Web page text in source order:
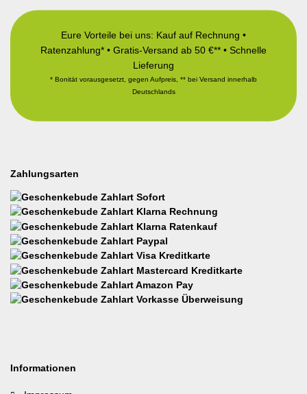
Eure Vorteile bei uns: Kauf auf Rechnung •
Ratenzahlung* • Gratis-Versand ab 50 €** • Schnelle
Lieferung
* Bonität vorausgesetzt, gegen Aufpreis, ** bei Versand innerhalb
Deutschlands
Zahlungsarten
Informationen